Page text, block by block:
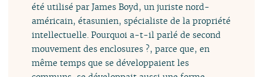
été utilisé par James Boyd, un juriste nord-
américain, étasunien, spécialiste de la propriété
intellectuelle. Pourquoi a-t-il parlé de second
mouvement des enclosures ?, parce que, en
même temps que se développaient les